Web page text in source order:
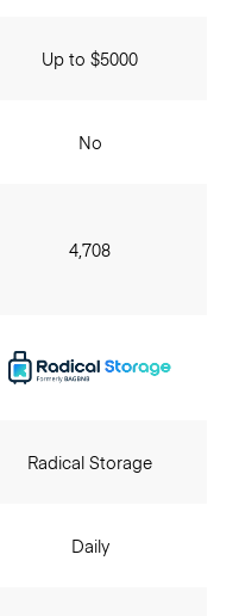
Up to $5000
No
4,708
Radical Storage
Daily